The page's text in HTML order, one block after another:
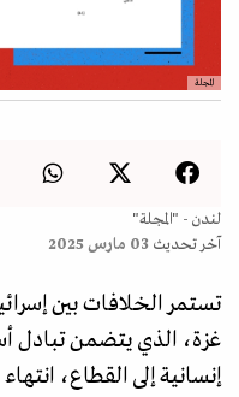
المجلة
لندن - "المجلة"
آخر تحديث 03 مارس 2025
تستمر الخلافات بين
غزة، الذي يتضمن
إنسانية إلى القطاع،